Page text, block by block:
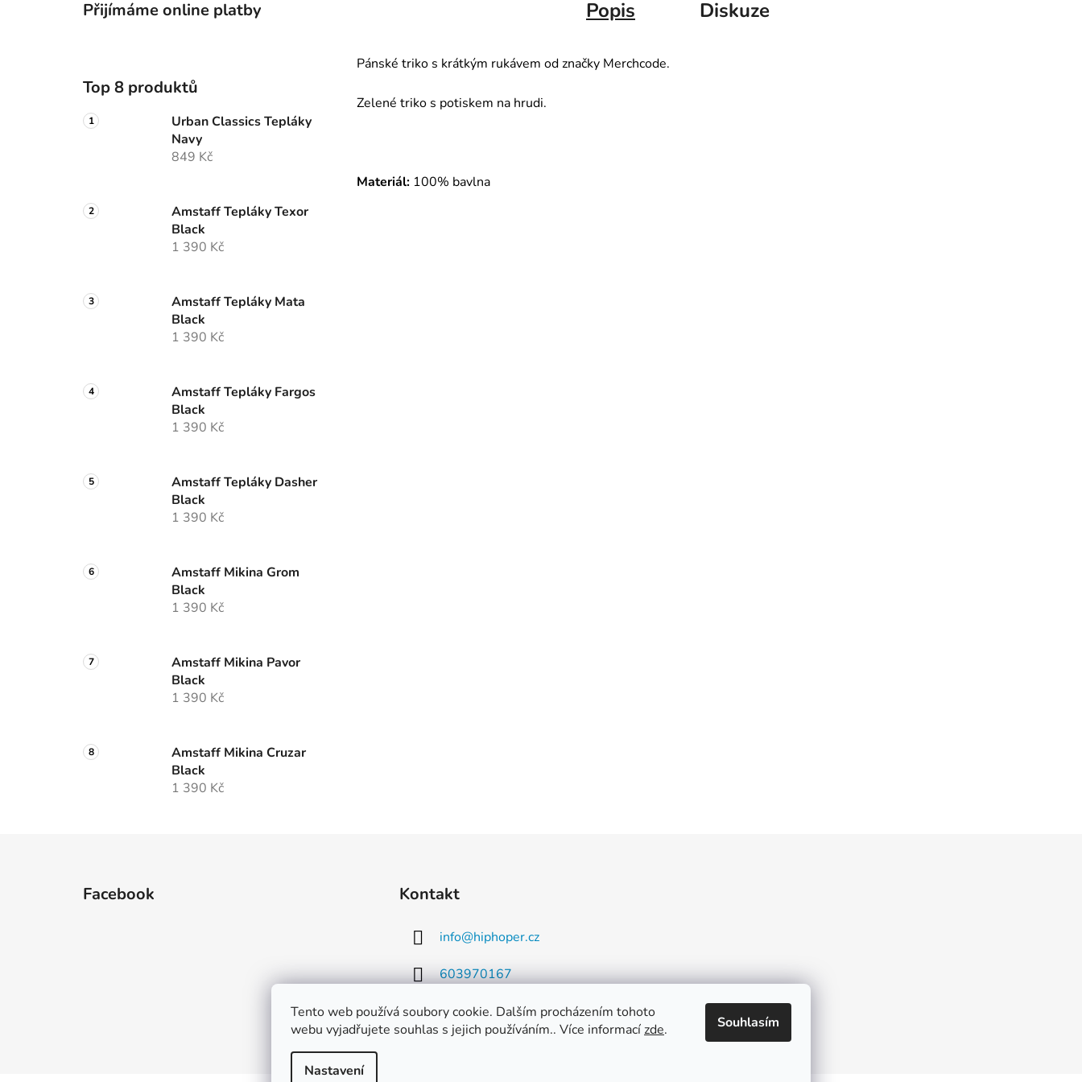
Tento web používá soubory cookie. Dalším procházením tohoto
webu vyjadřujete souhlas s jejich používáním.. Více informacízde.
Nastavení
Souhlasím
Přijímáme online platby
Top 8 produktů
Urban Classics Tepláky
Navy
849 Kč
Amstaff Tepláky Texor
Black
1 390 Kč
Amstaff Tepláky Mata
Black
1 390 Kč
Amstaff Tepláky Fargos
Black
1 390 Kč
Amstaff Tepláky Dasher
Black
1 390 Kč
Amstaff Mikina Grom
Black
1 390 Kč
Amstaff Mikina Pavor
Black
1 390 Kč
Amstaff Mikina Cruzar
Black
1 390 Kč
Popis Diskuze
Pánské triko s krátkým rukávem od značky Merchcode.
Zelené triko s potiskem na hrudi.
Materiál: 100% bavlna
Facebook Kontakt
info@hiphoper.cz
603970167